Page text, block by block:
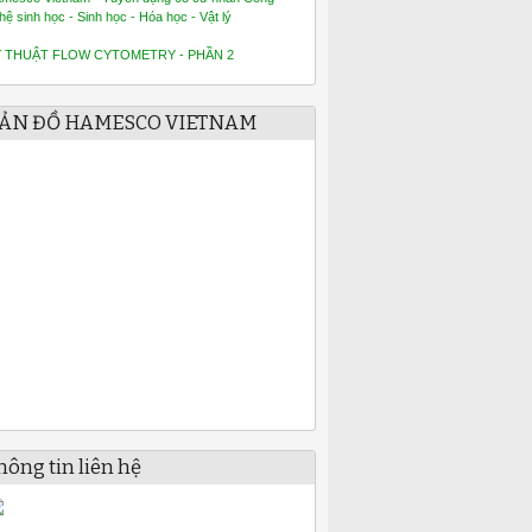
sinh học - Sinh học - Hóa học - Vật lý
THUẬT FLOW CYTOMETRY - PHẦN 2
ĐỒ HAMESCO VIETNAM
tin liên hệ